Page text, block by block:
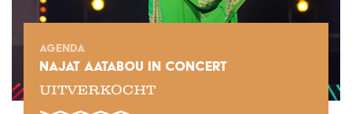
AGENDA
NAJAT AATABOU IN CONCERT
UITVERKOCHT